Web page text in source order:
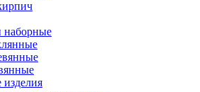
наборные